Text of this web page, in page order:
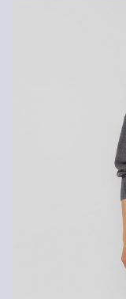
Nie wybielać/
Nie suszyć w
Prasować w
Nie czyścić
Pranie bardzo
Koszt wysyłki wynosi
Zwrot produktów